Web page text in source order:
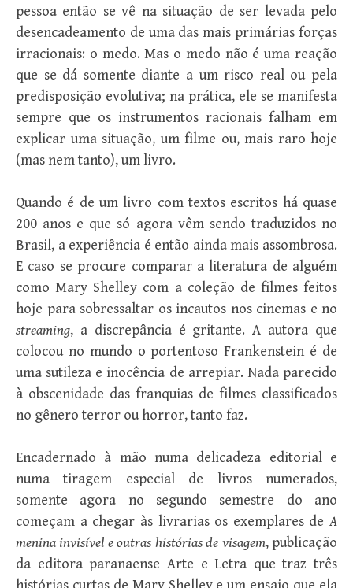
pessoa então se vê na situação de ser levada pelo
desencadeamento de uma das mais primárias forças
irracionais: o medo. Mas o medo não é uma reação
que se dá somente diante a um risco real ou pela
predisposição evolutiva; na prática, ele se manifesta
sempre que os instrumentos racionais falham em
explicar uma situação, um filme ou, mais raro hoje
(mas nem tanto), um livro.
Quando é de um livro com textos escritos há quase
200 anos e que só agora vêm sendo traduzidos no
Brasil, a experiência é então ainda mais assombrosa.
E caso se procure comparar a literatura de alguém
como Mary Shelley com a coleção de filmes feitos
hoje para sobressaltar os incautos nos cinemas e no
streaming, a discrepância é gritante. A autora que
colocou no mundo o portentoso Frankenstein é de
uma sutileza e inocência de arrepiar. Nada parecido
à obscenidade das franquias de filmes classificados
no gênero terror ou horror, tanto faz.
Encadernado à mão numa delicadeza editorial e
numa tiragem especial de livros numerados,
somente agora no segundo semestre do ano
começam a chegar às livrarias os exemplares deA
menina invisível e outras histórias de visagem, publicação
da editora paranaense Arte e Letra que traz três